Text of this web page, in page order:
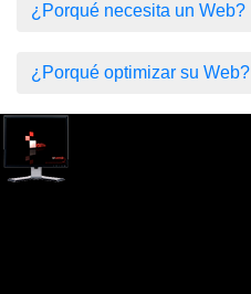
¿Porqué necesita un Web?
¿Porqué optimizar su Web?